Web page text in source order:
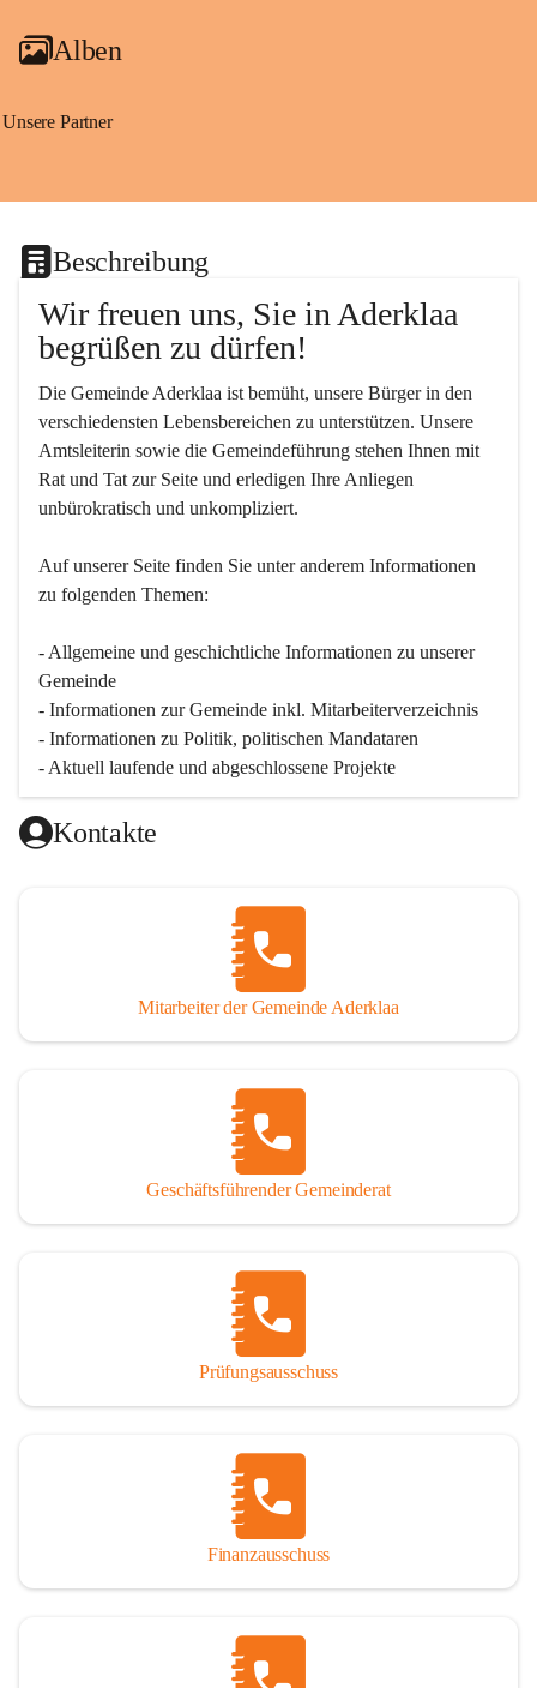
Alben
Unsere Partner
Beschreibung
Wir freuen uns, Sie in Aderklaa
begrüßen zu dürfen!
Die Gemeinde Aderklaa ist bemüht, unsere Bürger in den
verschiedensten Lebensbereichen zu unterstützen. Unsere
Amtsleiterin sowie die Gemeindeführung stehen Ihnen mit
Rat und Tat zur Seite und erledigen Ihre Anliegen
unbürokratisch und unkompliziert.
Auf unserer Seite finden Sie un­ter an­de­rem Informationen
zu folgenden Themen:
- Allgemeine und geschichtliche Informationen zu unserer
Gemeinde
- Informationen zur Gemeinde inkl. Mitarbeiterverzeichnis
- Informationen zu Politik, politischen Mandataren
- Aktuell laufende und abgeschlossene Projekte
Kontakte
Mitarbeiter der Gemeinde Aderklaa
Geschäftsführender Gemeinderat
Prüfungsausschuss
Finanzausschuss